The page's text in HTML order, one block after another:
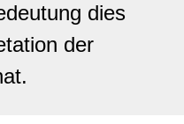
dies
der